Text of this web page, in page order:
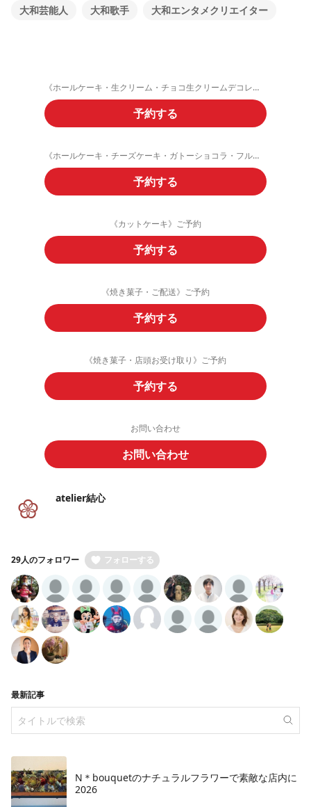
大和芸能人 大和歌手 大和エンタメクリエイター
《ホールケーキ・生クリーム・チョコ生クリームデコレーション》ご予約フォーム
予約する
《ホールケーキ・チーズケーキ・ガトーショコラ・フルーツタルト》ご予約
予約する
《カットケーキ》ご予約
予約する
《焼き菓子・ご配送》ご予約
予約する
《焼き菓子・店頭お受け取り》ご予約
予約する
お問い合わせ
お問い合わせ
atelier結心
29人のフォロワー フォローする
最新記事
N＊bouquetのナチュラルフラワーで素敵な店内に
2026